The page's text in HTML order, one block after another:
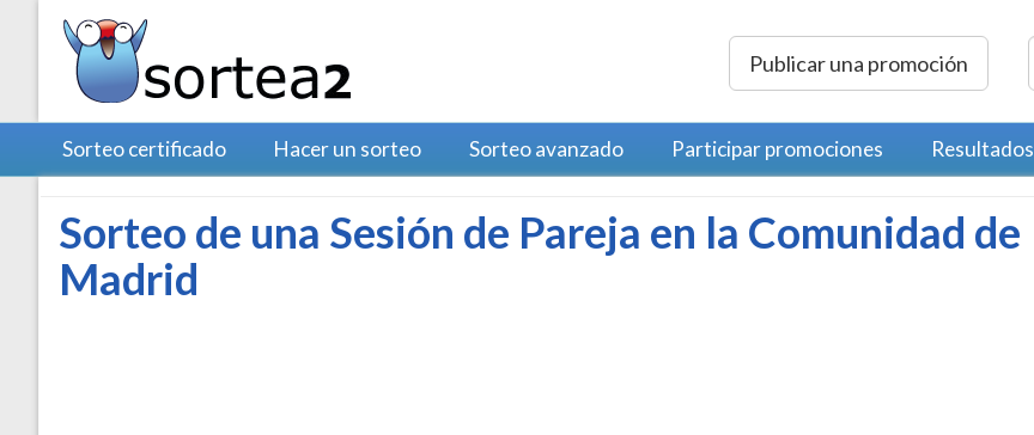
Publicar una promoción
Sorteo certificado Hacer un sorteo Sorteo avanzado Participar promociones Resultados
Sorteo de una Sesión de Pareja en la Comunidad de
Madrid